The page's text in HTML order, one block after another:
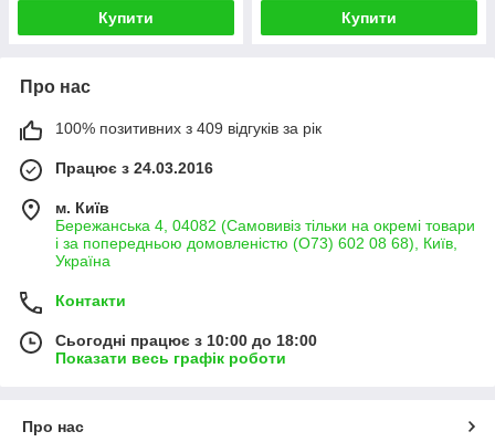
Купити Купити
Про нас
100% позитивних з 409 відгуків за рік
Працює з 24.03.2016
м. Київ
Бережанська 4, 04082 (Самовивіз тільки на окремі товари
і за попередньою домовленістю (О73) 602 08 68), Київ,
Україна
Контакти
Сьогодні працює з 10:00 до 18:00
Показати весь графік роботи
Про нас